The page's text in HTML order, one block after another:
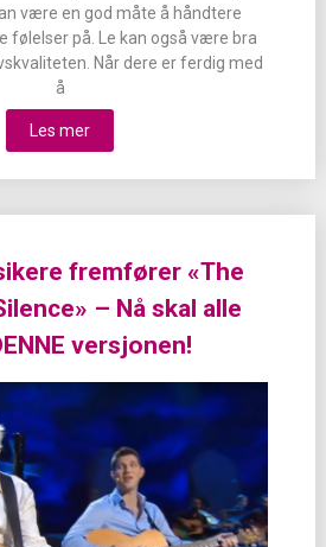
være en god måte å håndtere
følelser på. Le kan også være bra
Når dere er ferdig med
å
Les mer
fremfører «The
– Nå skal alle
versjonen!